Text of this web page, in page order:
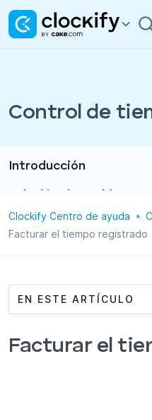
Control de
Integraciones y
Introducción
Control de tiempo y
Proyectos
Administración
Clockify Centro de ayuda
Facturar el tiempo registrado
EN ESTE ARTÍCULO
Facturar el